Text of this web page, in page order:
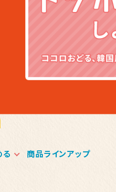
る 商品ラインアップ